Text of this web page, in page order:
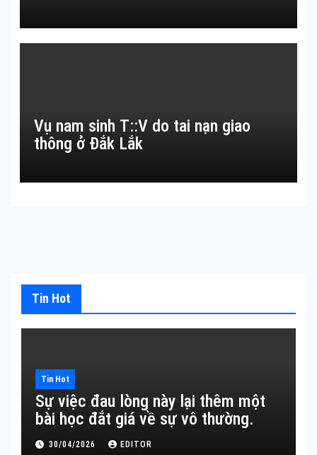
Vụ nam sinh T::V do tai nạn giao
thông ở Đắk Lắk
Tin Hot
Tin Hot
Sự việc đau lòng này lại thêm một
bài học đắt giá về sự vô thường.
30/04/2026 EDITOR